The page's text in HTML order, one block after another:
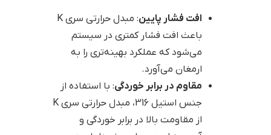
افت فشار پایین
: مبدل حرارتی سری K
باعث افت فشار کمتری در سیستم
می‌شود که عملکرد بهینه‌تری را به
ارمغان می‌آورد.
مقاوم در برابر خوردگی: با استفاده از
جنس استیل 316، مبدل حرارتی سری K
از مقاومت بالا در برابر خوردگی و